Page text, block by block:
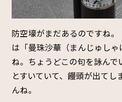
防空壕がまだあるのですね。
は「曼珠沙華（まんじゅし
ね。ちょうどこの句を詠ん
とすいていて、饅頭が出てし
んね。